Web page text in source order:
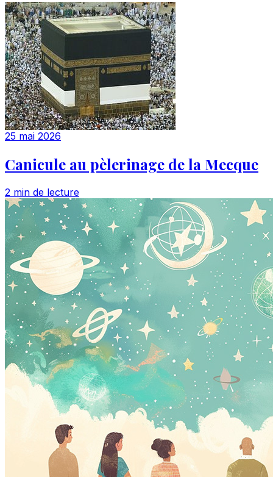
25 mai 2026
Canicule au pèlerinage de la Mecque
2 min de lecture